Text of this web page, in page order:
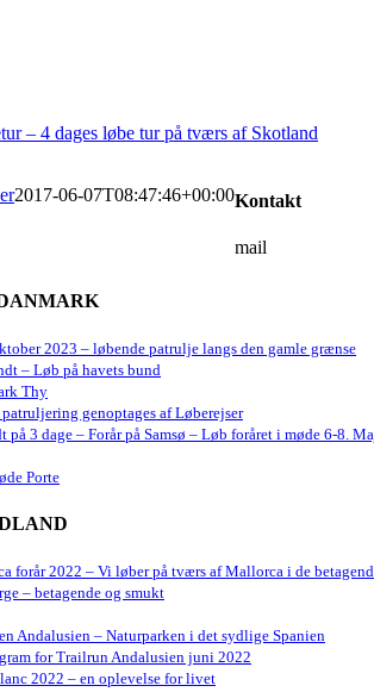
– 4 dages løbe tur på tværs af Skotland
2017-06-07T08:47:46+00:00
2023 – løbende patrulje langs den gamle grænse
– Løb på havets bund
Thy
genoptages af Løberejser
på 3 dage – Forår på Samsø – Løb foråret i møde 6-8.
Porte
forår 2022 – Vi løber på tværs af Mallorca i de
– betagende og smukt
Andalusien – Naturparken i det sydlige Spanien
for Trailrun Andalusien juni 2022
2022 – en oplevelse for livet
Kontakt
mail